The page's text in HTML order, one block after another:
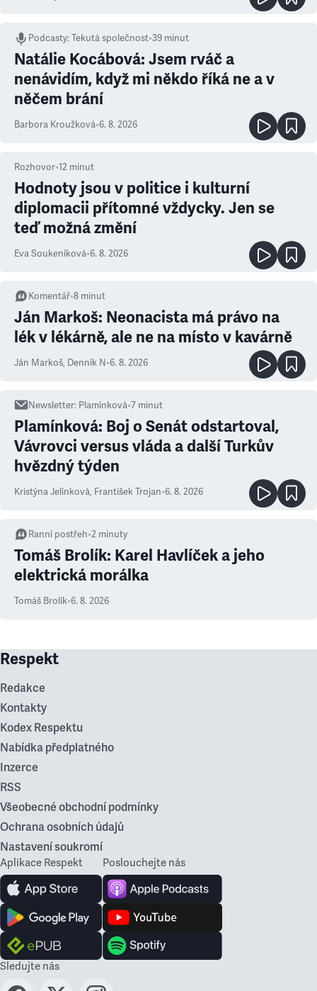
Podcasty:Tekutá společnost•39 minut
Natálie Kocábová: Jsem rváč a
nenávidím, když mi někdo říká ne a v
něčem brání
Barbora Kroužková•6. 8. 2026
Rozhovor•12 minut
Hodnoty jsou v politice i kulturní
diplomacii přítomné vždycky. Jen se
teď možná změní
Eva Soukeníková•6. 8. 2026
Komentář•8 minut
Ján Markoš: Neonacista má právo na
lék v lékárně, ale ne na místo v kavárně
Ján Markoš, Denník N•6. 8. 2026
Newsletter: Plamínková•7 minut
Plamínková: Boj o Senát odstartoval,
Vávrovci versus vláda a další Turkův
hvězdný týden
Kristýna Jelínková, František Trojan•6. 8. 2026
Ranní postřeh•2 minuty
Tomáš Brolík: Karel Havlíček a jeho
elektrická morálka
Tomáš Brolík•6. 8. 2026
Respekt
Redakce
Kontakty
Kodex Respektu
Nabídka předplatného
Inzerce
RSS
Všeobecné obchodní podmínky
Ochrana osobních údajů
Nastavení soukromí
Aplikace Respekt Poslouchejte nás
Sledujte nás